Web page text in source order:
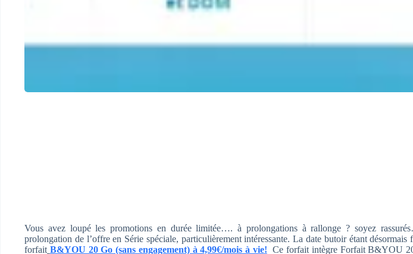
Vous avez loupé les promotions en durée limitée…. à prolongations à rallonge ? soyez
prolongation de l’offre en Série spéciale, particulièrement intéressante. La date butoir étant désormais
forfait B&YOU 20 Go (sans engagement) à 4,99€/mois à vie! Ce forfait intègre Forfait B&YOU